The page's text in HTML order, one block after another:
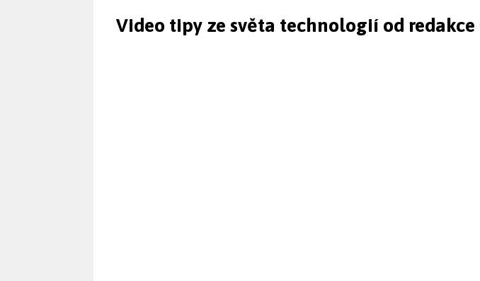
Video tipy ze světa technologií od redakce